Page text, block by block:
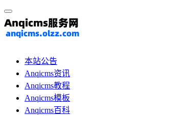
本站公告
Anqicms资讯
Anqicms教程
Anqicms模板
Anqicms百科